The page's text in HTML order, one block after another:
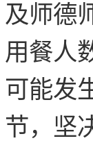
及师德
用餐人
可能发
节，坚